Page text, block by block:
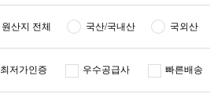
원산지 전체 국산/국내산 국외산
최저가인증 우수공급사 빠른배송